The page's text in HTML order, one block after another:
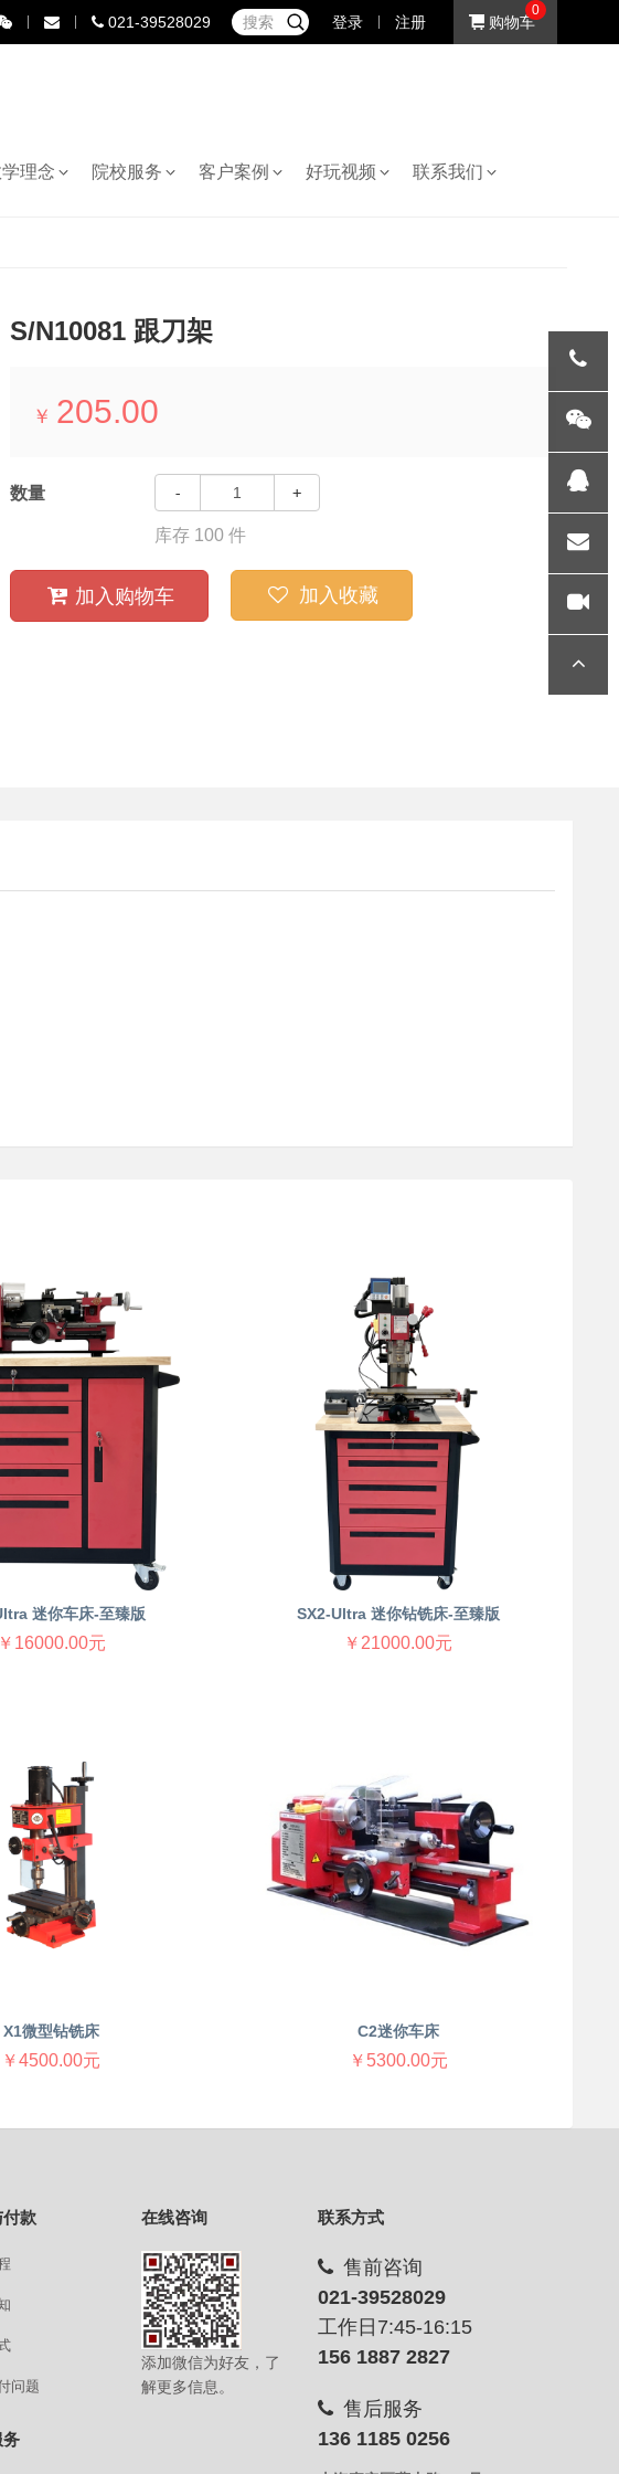
021-39528029 登录 注册 购物车
0
学理念 院校服务 客户案例 好玩视频 联系我们
S/N10081 跟刀架
￥ 205.00
数量 - +
库存 100 件
加入收藏
加入购物车
迷你车床-至臻版
￥16000.00元
SX2-Ultra 迷你钻铣床-至臻版
￥21000.00元
X1微型钻铣床
￥4500.00元
C2迷你车床
￥5300.00元
款
问题
务
在线咨询
添加微信为好友，了
解更多信息。
联系方式
售前咨询
021-39528029
工作日7:45-16:15
156 1887 2827
售后服务
136 1185 0256
021-
395282
36
微信
QQ
gengyu
nlong@
好玩视